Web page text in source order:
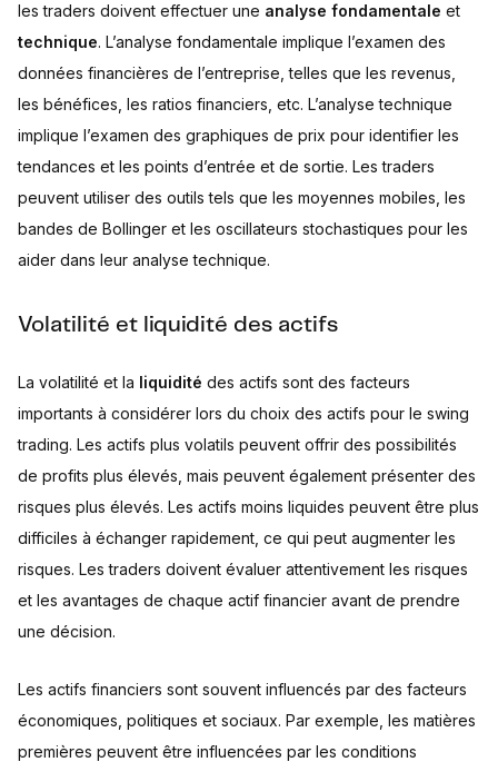
les traders doivent effectuer une analyse fondamentale et
technique. L’analyse fondamentale implique l’examen des
données financières de l’entreprise, telles que les revenus,
les bénéfices, les ratios financiers, etc. L’analyse technique
implique l’examen des graphiques de prix pour identifier les
tendances et les points d’entrée et de sortie. Les traders
peuvent utiliser des outils tels que les moyennes mobiles, les
bandes de Bollinger et les oscillateurs stochastiques pour les
aider dans leur analyse technique.
Volatilité et liquidité des actifs
La volatilité et la liquidité des actifs sont des facteurs
importants à considérer lors du choix des actifs pour le swing
trading. Les actifs plus volatils peuvent offrir des possibilités
de profits plus élevés, mais peuvent également présenter des
risques plus élevés. Les actifs moins liquides peuvent être plus
difficiles à échanger rapidement, ce qui peut augmenter les
risques. Les traders doivent évaluer attentivement les risques
et les avantages de chaque actif financier avant de prendre
une décision.
Les actifs financiers sont souvent influencés par des facteurs
économiques, politiques et sociaux. Par exemple, les matières
premières peuvent être influencées par les conditions